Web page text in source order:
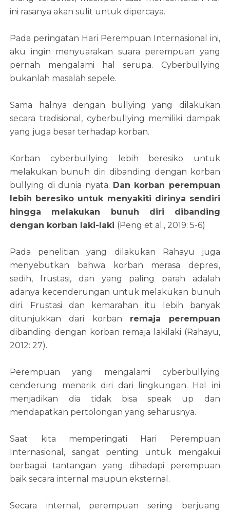
ini rasanya akan sulit untuk dipercaya.
Pada peringatan Hari Perempuan Internasional ini,
aku ingin menyuarakan suara perempuan yang
pernah mengalami hal serupa. Cyberbullying
bukanlah masalah sepele.
Sama halnya dengan bullying yang dilakukan
secara tradisional, cyberbullying memiliki dampak
yang juga besar terhadap korban.
Korban cyberbullying lebih beresiko untuk
melakukan bunuh diri dibanding dengan korban
bullying di dunia nyata. Dan korban perempuan
lebih beresiko untuk menyakiti dirinya sendiri
hingga melakukan bunuh diri dibanding
dengan korban laki-laki (Peng et al., 2019: 5-6)
Pada penelitian yang dilakukan Rahayu juga
menyebutkan bahwa korban merasa depresi,
sedih, frustasi, dan yang paling parah adalah
adanya kecenderungan untuk melakukan bunuh
diri. Frustasi dan kemarahan itu lebih banyak
ditunjukkan dari korban remaja perempuan
dibanding dengan korban remaja lakilaki (Rahayu,
2012: 27).
Perempuan yang mengalami cyberbullying
cenderung menarik diri dari lingkungan. Hal ini
menjadikan dia tidak bisa speak up dan
mendapatkan pertolongan yang seharusnya.
Saat kita memperingati Hari Perempuan
Internasional, sangat penting untuk mengakui
berbagai tantangan yang dihadapi perempuan
baik secara internal maupun eksternal.
Secara internal, perempuan sering berjuang